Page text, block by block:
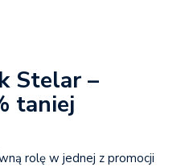
Stelar –
taniej
rolę w jednej z promocji